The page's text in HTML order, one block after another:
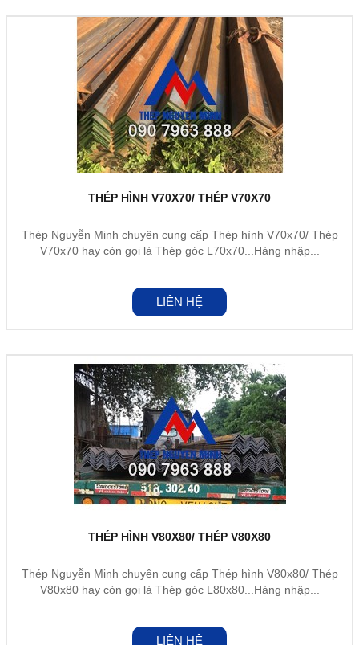
THÉP HÌNH V70X70/ THÉP V70X70
Thép Nguyễn Minh chuyên cung cấp Thép hình V70x70/ Thép
V70x70 hay còn gọi là Thép góc L70x70...Hàng nhập...
LIÊN HỆ
THÉP HÌNH V80X80/ THÉP V80X80
Thép Nguyễn Minh chuyên cung cấp Thép hình V80x80/ Thép
V80x80 hay còn gọi là Thép góc L80x80...Hàng nhập...
LIÊN HỆ